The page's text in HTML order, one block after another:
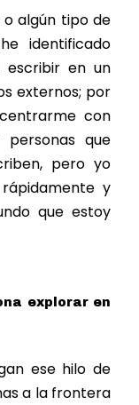
o algún tipo de
identificado
escribir en un
externos
con
que
y
que estoy
explorar en
ese hilo de
a la frontera